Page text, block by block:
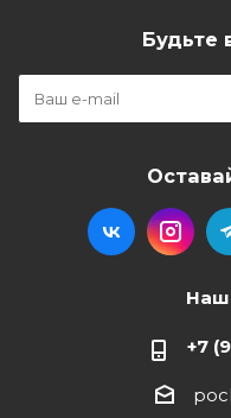
Будьте
+7